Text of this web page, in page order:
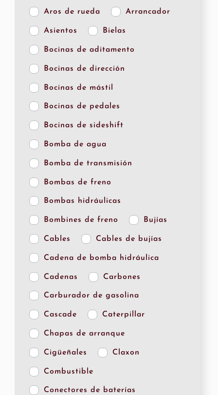
Aros de rueda Arrancador
Asientos Bielas
Bocinas de aditamento
Bocinas de dirección
Bocinas de mástil
Bocinas de pedales
Bocinas de sideshift
Bomba de agua
Bomba de transmisión
Bombas de freno
Bombas hidráulicas
Bombines de freno Bujías
Cables Cables de bujías
Cadena de bomba hidráulica
Cadenas Carbones
Carburador de gasolina
Cascade Caterpillar
Chapas de arranque
Cigüeñales Claxon
Combustible
Conectores de baterías